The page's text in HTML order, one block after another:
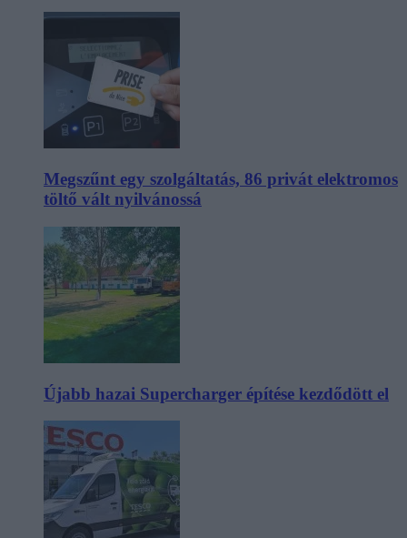
Megszűnt egy szolgáltatás, 86 privát elektromos
töltő vált nyilvánossá
Újabb hazai Supercharger építése kezdődött el